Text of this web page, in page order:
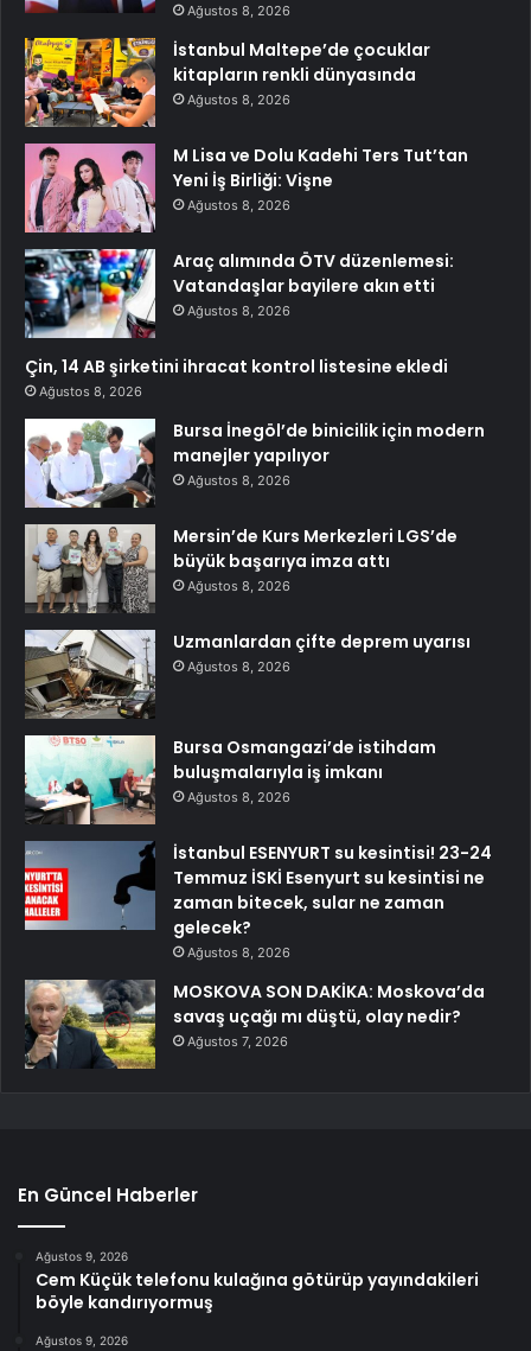
Ağustos 8, 2026
İstanbul Maltepe’de çocuklar
kitapların renkli dünyasında
Ağustos 8, 2026
M Lisa ve Dolu Kadehi Ters Tut’tan
Yeni İş Birliği: Vişne
Ağustos 8, 2026
Araç alımında ÖTV düzenlemesi:
Vatandaşlar bayilere akın etti
Ağustos 8, 2026
Çin, 14 AB şirketini ihracat kontrol listesine ekledi
Ağustos 8, 2026
Bursa İnegöl’de binicilik için modern
manejler yapılıyor
Ağustos 8, 2026
Mersin’de Kurs Merkezleri LGS’de
büyük başarıya imza attı
Ağustos 8, 2026
Uzmanlardan çifte deprem uyarısı
Ağustos 8, 2026
Bursa Osmangazi’de istihdam
buluşmalarıyla iş imkanı
Ağustos 8, 2026
İstanbul ESENYURT su kesintisi! 23-24
Temmuz İSKİ Esenyurt su kesintisi ne
zaman bitecek, sular ne zaman
gelecek?
Ağustos 8, 2026
MOSKOVA SON DAKİKA: Moskova’da
savaş uçağı mı düştü, olay nedir?
Ağustos 7, 2026
En Güncel Haberler
Ağustos 9, 2026
Cem Küçük telefonu kulağına götürüp yayındakileri
böyle kandırıyormuş
Ağustos 9, 2026